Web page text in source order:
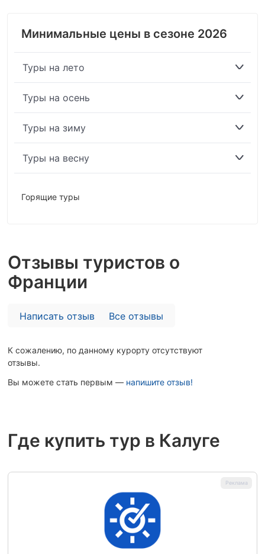
Минимальные цены в сезоне 2026
Туры на лето
Туры на осень
Туры на зиму
Туры на весну
Горящие туры
Отзывы туристов о
Франции
Написать отзыв Все отзывы
К сожалению, по данному курорту отсутствуют
отзывы.
Вы можете стать первым — напишите отзыв!
Где купить тур в Калуге